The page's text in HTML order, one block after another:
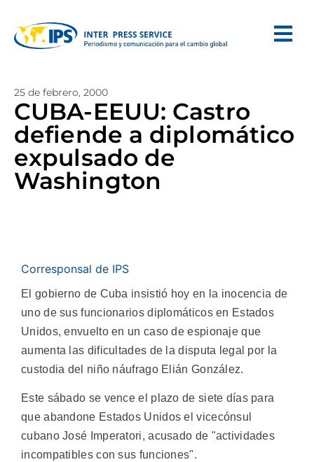
25 de febrero, 2000
CUBA-EEUU: Castro
defiende a diplomático
expulsado de
Washington
Corresponsal de IPS
El gobierno de Cuba insistió hoy en la inocencia de
uno de sus funcionarios diplomáticos en Estados
Unidos, envuelto en un caso de espionaje que
aumenta las dificultades de la disputa legal por la
custodia del niño náufrago Elián González.
Este sábado se vence el plazo de siete días para
que abandone Estados Unidos el vicecónsul
cubano José Imperatori, acusado de "actividades
incompatibles con sus funciones".